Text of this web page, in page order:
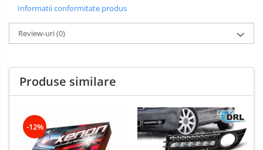
Informatii conformitate produs
Review-uri(0)
Produse similare
-12%